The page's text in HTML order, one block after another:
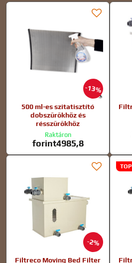
13%
500 ml-es szitatisztító
dobszűrőkhöz és
résszűrőkhöz
Raktáron
forint4985,8
2%
Filtreco Moving Bed Filter
TOP